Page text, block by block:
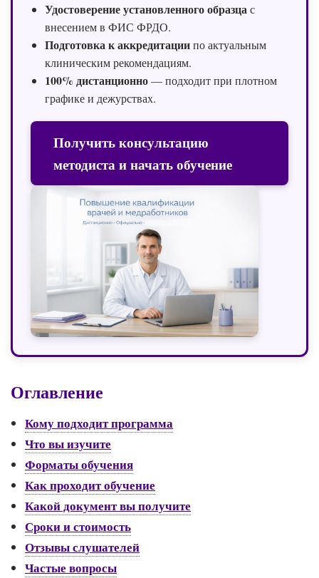
Удостоверение установленного образцас
внесением в ФИС ФРДО.
Подготовка к аккредитациипо актуальным
клиническим рекомендациям.
100% дистанционно— подходит при плотном
графике и дежурствах.
Получить консультацию
методиста и начать обучение
Оглавление
Кому подходит программа
Что вы изучите
Форматы обучения
Как проходит обучение
Какой документ вы получите
Сроки и стоимость
Отзывы слушателей
Частые вопросы